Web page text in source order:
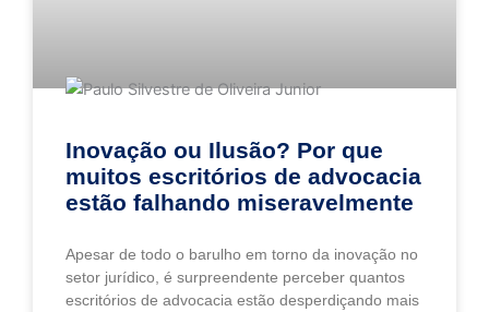
Inovação ou Ilusão? Por que
muitos escritórios de advocacia
estão falhando miseravelmente
Apesar de todo o barulho em torno da inovação no
setor jurídico, é surpreendente perceber quantos
escritórios de advocacia estão desperdiçando mais